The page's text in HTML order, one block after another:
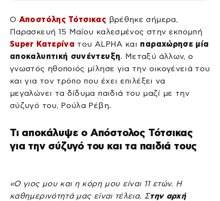
Ο Αποστόλης Τότσικας βρέθηκε σήμερα,
Παρασκευή 15 Μαΐου καλεσμένος στην εκπομπή
Super Κατερίνα του ALPHA και παραχώρησε μία
αποκαλυπτική συνέντευξη. Μεταξύ άλλων, ο
γνωστός ηθοποιός μίλησε για την οικογένειά του
και για τον τρόπο που έχει επιλέξει να
μεγαλώνει τα δίδυμα παιδιά του μαζί με την
σύζυγό του, Ρούλα Ρέβη.
Τι αποκάλυψε ο Απόστολος Τότσικας
για την σύζυγό του και τα παιδιά τους
«Ο γιος μου και η κόρη μου είναι 11 ετών. Η
καθημερινότητά μας είναι τέλεια. Στην αρχή